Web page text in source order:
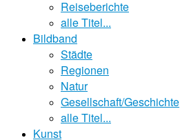
Reiseberichte
alle Titel...
Bildband
Städte
Regionen
Natur
Gesellschaft/Geschichte
alle Titel...
Kunst